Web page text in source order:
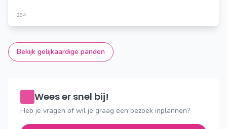
294
Bekijk gelijkaardige panden
Wees er snel bij!
Heb je vragen of wil je graag een bezoek inplannen?